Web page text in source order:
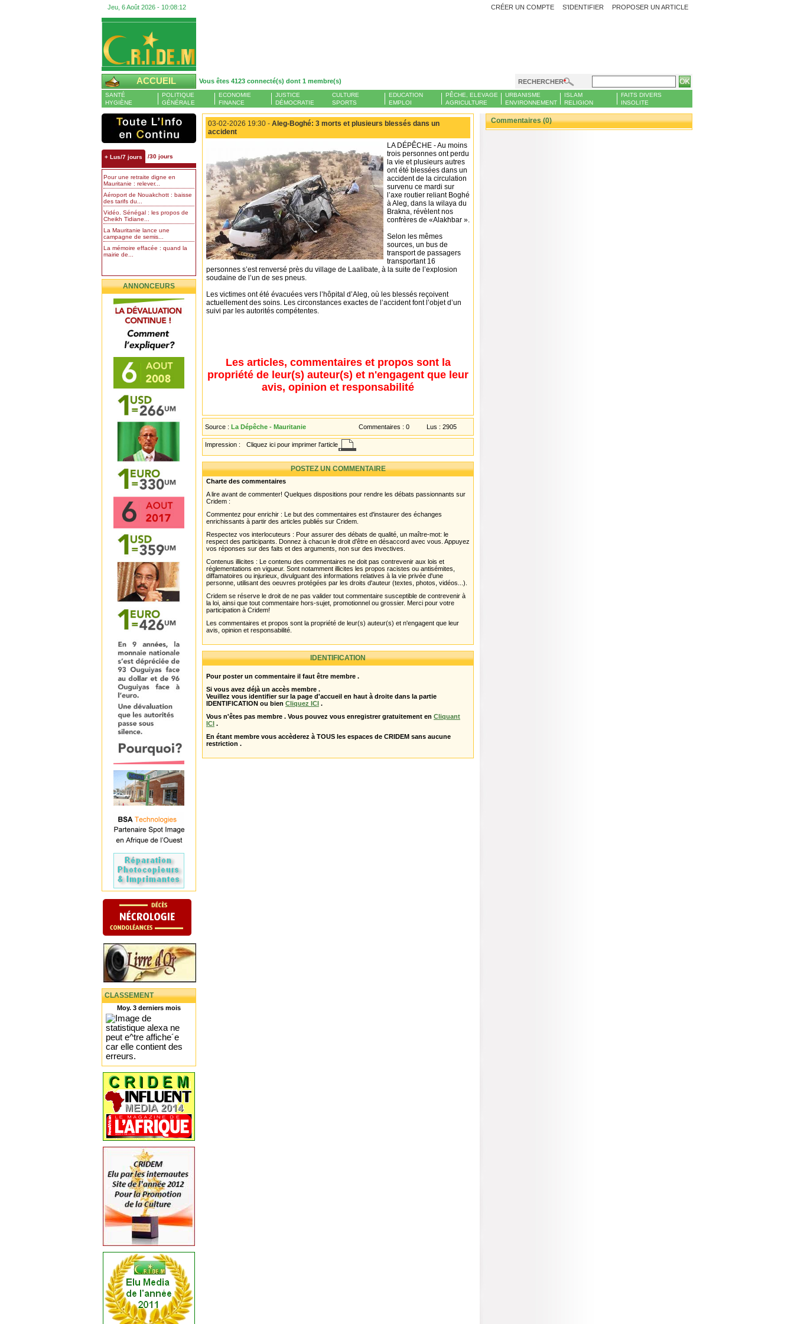
Jeu, 6 Août 2026 - 10:08:13 PROPOSER UN ARTICLE
CRÉER UN COMPTE S'IDENTIFIER
ACCUEIL Vous êtes 4123 connecté(s) dont 1 membre(s) RECHERCHER
SANTÉ
HYGIÈNE
POLITIQUE
GÉNÉRALE
ECONOMIE
FINANCE
JUSTICE
DÉMOCRATIE
CULTURE
SPORTS
EDUCATION
EMPLOI
PÊCHE, ELEVAGE
AGRICULTURE
URBANISME
ENVIRONNEMENT
ISLAM
RELIGION
FAITS DIVERS
INSOLITE
+ Lus/7 jours /30 jours
Pour une retraite digne en
Mauritanie : relever...
Aéroport de Nouakchott : baisse
des tarifs du...
Vidéo. Sénégal : les propos de
Cheikh Tidiane...
La Mauritanie lance une
campagne de semis...
La mémoire effacée : quand la
mairie de...
ANNONCEURS
CLASSEMENT
Moy. 3 derniers mois
03-02-2026 19:30 - Aleg-Boghé: 3 morts et plusieurs blessés dans un
accident
LA DÉPÊCHE - Au moins
trois personnes ont perdu
la vie et plusieurs autres
ont été blessées dans un
accident de la circulation
survenu ce mardi sur
l’axe routier reliant Boghé
à Aleg, dans la wilaya du
Brakna, révèlent nos
confrères de «Alakhbar ».
Selon les mêmes
sources, un bus de
transport de passagers
transportant 16
personnes s’est renversé près du village de Laalibate, à la suite de l’explosion
soudaine de l’un de ses pneus.
Les victimes ont été évacuées vers l’hôpital d’Aleg, où les blessés reçoivent
actuellement des soins. Les circonstances exactes de l’accident font l’objet d’un
suivi par les autorités compétentes.
Les articles, commentaires et propos sont la
propriété de leur(s) auteur(s) et n'engagent que leur
avis, opinion et responsabilité
Source : La Dépêche - Mauritanie Commentaires : 0 Lus : 2905
Impression : Cliquez ici pour imprimer l'article
POSTEZ UN COMMENTAIRE
Charte des commentaires
A lire avant de commenter! Quelques dispositions pour rendre les débats passionnants sur
Cridem :
Commentez pour enrichir : Le but des commentaires est d'instaurer des échanges
enrichissants à partir des articles publiés sur Cridem.
Respectez vos interlocuteurs : Pour assurer des débats de qualité, un maître-mot: le
respect des participants. Donnez à chacun le droit d'être en désaccord avec vous. Appuyez
vos réponses sur des faits et des arguments, non sur des invectives.
Contenus illicites : Le contenu des commentaires ne doit pas contrevenir aux lois et
réglementations en vigueur. Sont notamment illicites les propos racistes ou antisémites,
diffamatoires ou injurieux, divulguant des informations relatives à la vie privée d'une
personne, utilisant des oeuvres protégées par les droits d'auteur (textes, photos, vidéos...).
Cridem se réserve le droit de ne pas valider tout commentaire susceptible de contrevenir à
la loi, ainsi que tout commentaire hors-sujet, promotionnel ou grossier. Merci pour votre
participation à Cridem!
Les commentaires et propos sont la propriété de leur(s) auteur(s) et n'engagent que leur
avis, opinion et responsabilité.
IDENTIFICATION
Pour poster un commentaire il faut être membre .
Si vous avez déjà un accès membre .
Veuillez vous identifier sur la page d'accueil en haut à droite dans la partie
IDENTIFICATION ou bien Cliquez ICI .
Vous n'êtes pas membre . Vous pouvez vous enregistrer gratuitement en Cliquant
ICI .
En étant membre vous accèderez à TOUS les espaces de CRIDEM sans aucune
restriction .
Commentaires (0)